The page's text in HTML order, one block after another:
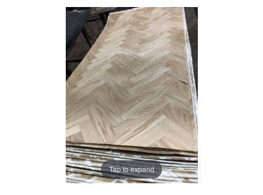
Tap to expand